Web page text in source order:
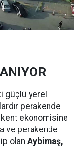
güçlü yerel
perakende
kent ekonomisine
ve perakende
olan Aybimaş,